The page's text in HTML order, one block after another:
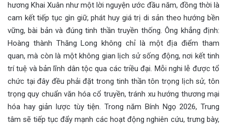
hương Khai Xuân như một lời nguyện ước đầu năm, đồng thời là
cam kết tiếp tục gìn giữ, phát huy giá trị di sản theo hướng bền
vững, bài bản và đúng tinh thần truyền thống. Ông khẳng định:
Hoàng thành Thăng Long không chỉ là một địa điểm tham
quan, mà còn là một không gian lịch sử sống động, nơi kết tinh
trí tuệ và bản lĩnh dân tộc qua các triều đại. Mỗi nghi lễ được tổ
chức tại đây đều phải đặt trong tinh thần tôn trọng lịch sử, tôn
trọng quy chuẩn văn hóa cổ truyền, tránh xu hướng thương mại
hóa hay giản lược tùy tiện. Trong năm Bính Ngọ 2026, Trung
tâm sẽ tiếp tục đẩy mạnh các hoạt động nghiên cứu, trưng bày,